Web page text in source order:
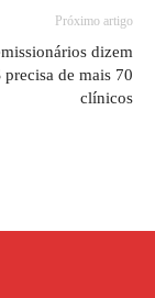
Próximo artigo
dizem
precisa de mais 70
clínicos